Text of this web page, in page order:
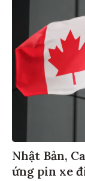
Nhật Bản,
ứng pin xe